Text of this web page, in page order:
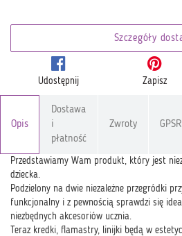
Szczegóły
Udostępnij Zapisz
Opis
Dostawa
i
płatność
Zwroty GPSR
Przedstawiamy Wam produkt, który jest
dziecka.
Podzielony na dwie niezależne przegródki
funkcjonalny i z pewnością sprawdzi się
niezbędnych akcesoriów ucznia.
Teraz kredki, flamastry, linijki będą w